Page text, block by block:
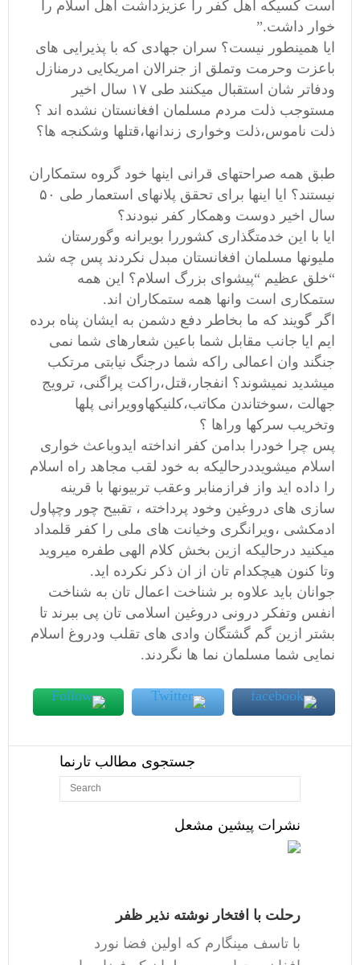
است کسیکه اهل کفر را عزیزداشت اهل اسلام را
خوار داشت.”
ایا همینطور نیست؟ سران جهادی که با پذیرایی های
باعزت وحرمت وتملق از جنرالان امریکایی درمنازل
ودفاتر شان استقبال میکنند طی ۱۷ سال اخیر
مستوجب ذلت مردم مسلمان افغانستان نشده اند ؟
ذلت ناموس،ذلت وخواری زندانها،قتلها وشکنجه ها؟
طبق همه صراحتهای قرانی اینها خود گروه ستمکاران
نیستند؟ ایا اینها برای تحقق پلانهای استعمار طی ۵۰
سال اخیر دوست وهمکار کفر نبودند؟
ایا با این خدمتگذاری کشوررا بویرانه وگورستان
ملیونها مسلمان افغانستان مبدل نکردند پس چه شد
“خلق عظیم “پیشوای بزرگ اسلام؟ این همه
ستمکاری است وانها همه ستمکاران اند.
اگر گویند که ما بخاطر دفع دشمن به ایشان پناه برده
ایم ایا جانب مقابل شما باعین شعارهای شما نمی
جنگند وان اعمالی راکه شما درجنگ نیابتی مرتکب
میشدید نمیشوند؟ انفجار،قتل،راکت پراگنی، ترویج
جهالت ،سوختاندن مکاتب،کلنیکهاوویرانی پلها
وتخریب سرکها وراها ؟
پس چرا خودرا بدامن کفر انداخته ایدوباعث خواری
اسلام میشویددرحالیکه به خود لقب مجاهد راه اسلام
را داده اید واز فرازمنابر وعقب تربیونها با قرینه
سازی های دروغین وخود پرداخته ، تقبیح چور وچپاول
ادمکشی ،ویرانگری وخیانت های ملی را کفر قلمداد
میکنید درحالیکه ازین بخش کلام الهی طفره میروید
وتا کنون هیچکدام تان از ان ذکر نکرده اید.
جوانان باید علاوه بر شناخت اعمال تان به شناخت
انفس وتفکر درونی دروغین اسلامی تان پی ببرند تا
بشتر ازین گم گشتگان وادی های تقلب ودروغ اسلام
نمایی شما مسلمان نما ها نگردند.
جستجوی مطالب تارنما
نشرات پیشین مشعل
رحلت با افتخار نوشته نذیر ظفر
با تاسف مینگارم که اولین فضا نورد